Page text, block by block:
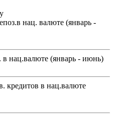
нац. валюте (январь -
в нац.валюте (январь - июнь)
кредитов в нац.валюте